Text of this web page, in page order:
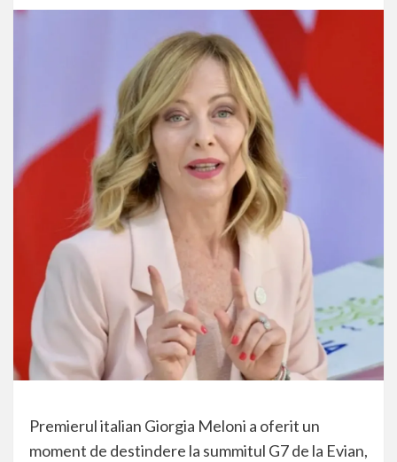
Premierul italian Giorgia Meloni a oferit un
moment de destindere la summitul G7 de la Evian,